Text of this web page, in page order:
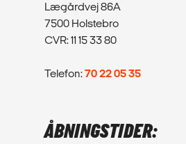
Lægårdvej 86A
7500 Holstebro
CVR: 11 15 33 80
Telefon:70 22 05 35
ÅBNINGSTIDER: